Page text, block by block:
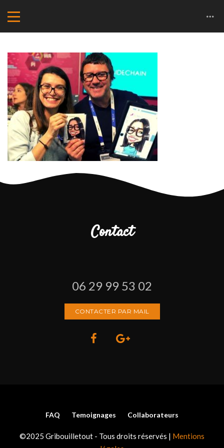
Contact
06 29 99 53 02
CONTACTER PAR MAIL
FAQ Temoignages Collaborateurs
©2025 Gribouilletout - Tous droits réservés | Mentions